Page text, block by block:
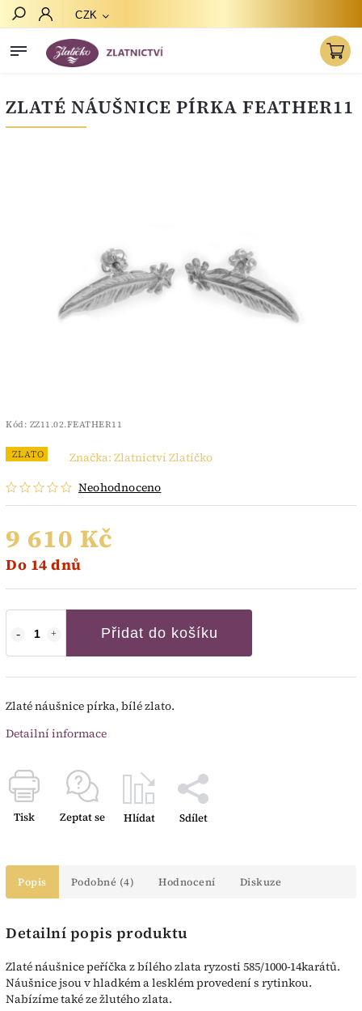
CZK
ZLATÉ NÁUŠNICE PÍRKA FEATHER11
Kód: ZZ11.02.FEATHER11
ZLATO
Neohodnoceno
Značka: Zlatnictví Zlatíčko
9 610 Kč
Do 14 dnů
Přidat do košíku
Zlaté náušnice pírka, bílé zlato.
Detailní informace
Tisk Zeptat se Hlídat Sdílet
Popis Podobné (4) Hodnocení Diskuze
Detailní popis produktu
Zlaté náušnice peříčka z bílého zlata ryzosti 585/1000-14karátů.
Náušnice jsou v hladkém a lesklém provedení s rytinkou.
Nabízíme také ze žlutého zlata.